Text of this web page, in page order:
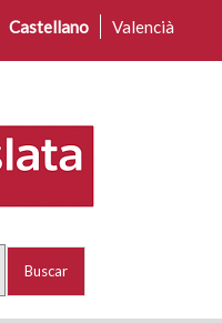
Castellano Valencià